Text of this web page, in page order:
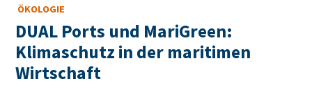
ÖKOLOGIE
DUAL Ports und MariGreen:
Klimaschutz in der maritimen
Wirtschaft